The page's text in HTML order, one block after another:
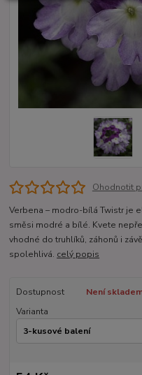
Ohodnotit
Verbena – modro-bílá Twistr je
směsi modré a bílé. Kvete
vhodné do truhlíků, záhonů i
spolehlivá. celý popis
Dostupnost
Není
Varianta